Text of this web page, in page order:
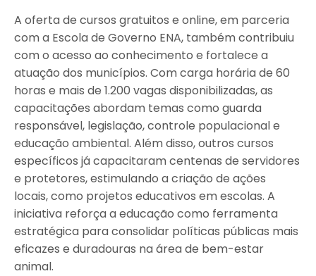
A oferta de cursos gratuitos e online, em parceria
com a Escola de Governo ENA, também contribuiu
com o acesso ao conhecimento e fortalece a
atuação dos municípios. Com carga horária de 60
horas e mais de 1.200 vagas disponibilizadas, as
capacitações abordam temas como guarda
responsável, legislação, controle populacional e
educação ambiental. Além disso, outros cursos
específicos já capacitaram centenas de servidores
e protetores, estimulando a criação de ações
locais, como projetos educativos em escolas. A
iniciativa reforça a educação como ferramenta
estratégica para consolidar políticas públicas mais
eficazes e duradouras na área de bem-estar
animal.